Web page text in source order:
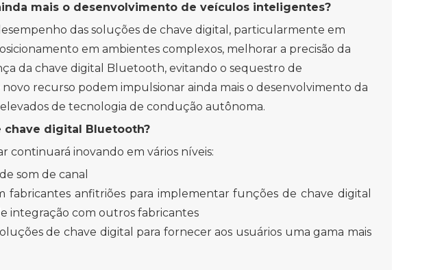
mais o desenvolvimento de veículos inteligentes?
das soluções de chave digital, particularmente em
em ambientes complexos, melhorar a precisão da
da chave digital Bluetooth, evitando o sequestro de
recurso podem impulsionar ainda mais o desenvolvimento da
de tecnologia de condução autônoma.
chave digital Bluetooth?
continuará inovando em vários níveis:
som de canal
fabricantes anfitriões para implementar funções de chave digital
integração com outros fabricantes
de chave digital para fornecer aos usuários uma gama mais